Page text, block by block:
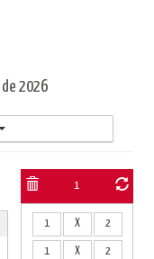
de 2026
1
1 X 2
1 X 2